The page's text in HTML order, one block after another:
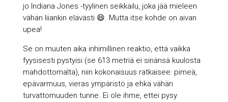
jo Indiana Jones -tyylinen seikkailu, joka jää mieleen
vähän liiankin elävästi 😄. Mutta itse kohde on aivan
upea!
Se on muuten aika inhimillinen reaktio, että vaikka
fyysisesti pystyisi (se 613 metriä ei sinänsä kuulosta
mahdottomalta), niin kokonaisuus ratkaisee: pimeä,
epävarmuus, vieras ympäristö ja ehkä vähän
turvattomuuden tunne. Ei ole ihme, ettei pysy